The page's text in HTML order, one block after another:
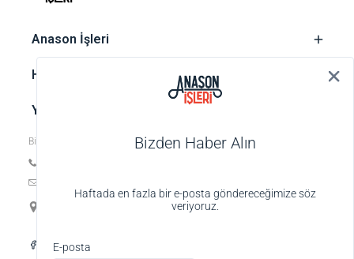
‎ Anason İşleri
‎ Hesap
‎ Yasal metinler
Bize ulaşın
19 Mayıs Mah. Veteriner Hilmi Sok., Hilmi Palas No:4 K:1 D:4,
Bizden Haber Alın
Haftada en fazla bir e-posta göndereceğimize söz
veriyoruz.
E-posta